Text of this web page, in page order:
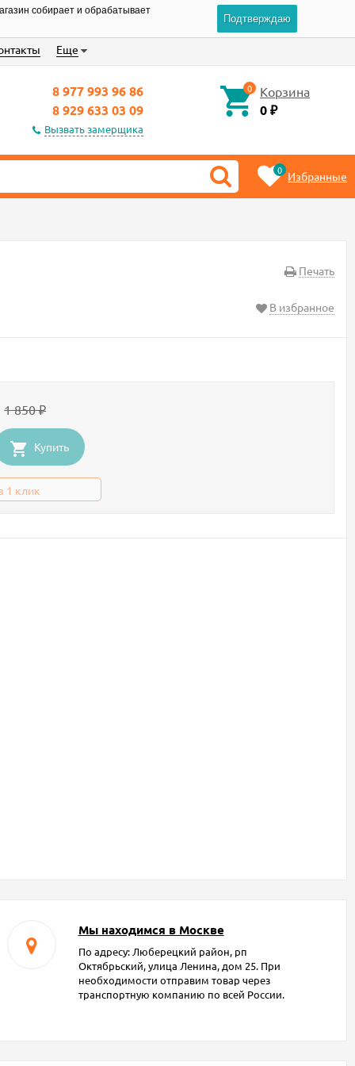
собирает и обрабатывает
Подтверждаю
Еще
8 977 993 96 86
8 929 633 03 09
Вызвать замерщика
0 Корзина
0₽
0 Избранные
Печать
В избранное
1 850₽
Купить
1 клик
Мы находимся в Москве
По адресу: Люберецкий район, рп
Октябрьский, улица Ленина, дом 25. При
необходимости отправим товар через
транспортную компанию по всей России.